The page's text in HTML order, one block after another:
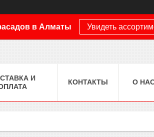
в Алматы Увидеть
И
КОНТАКТЫ О